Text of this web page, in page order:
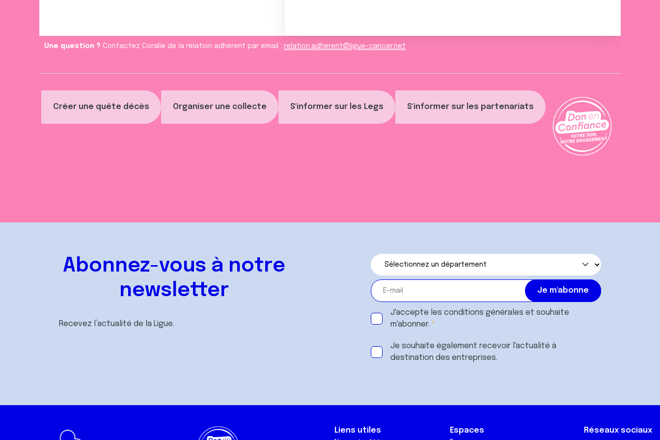
Créer une quête décès Organiser une collecte S'informer sur les Legs S'informer sur les partenariats
Une question ? Contactez Coralie de la relation adhèrent par email : relation.adherent@ligue-cancer.net
Abonnez-vous à notre
newsletter
Recevez l’actualité de la Ligue.
J'accepte les conditions générales et souhaite
m'abonner.
Je souhaite également recevoir l'actualité à
destination des entreprises.
Liens utiles Espaces Réseaux sociaux